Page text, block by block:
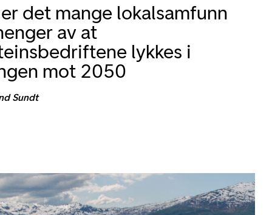
det mange lokalsamfunn
av at
lykkes i
mot 2050
Sundt